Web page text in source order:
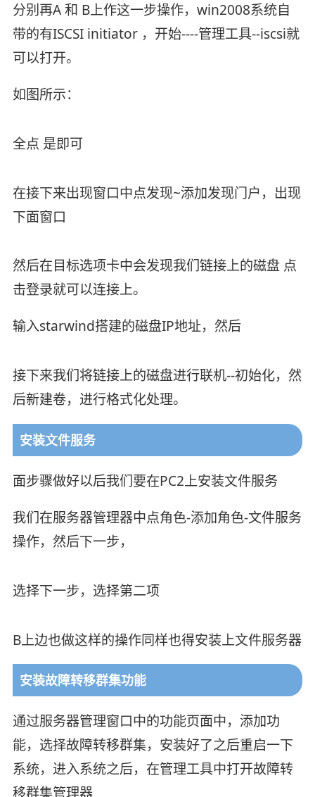
分别再A 和 B上作这一步操作，win2008系统自
带的有ISCSI initiator ，开始----管理工具--iscsi就
可以打开。
如图所示：
全点 是即可
在接下来出现窗口中点发现~添加发现门户，出现
下面窗口
然后在目标选项卡中会发现我们链接上的磁盘 点
击登录就可以连接上。
输入starwind搭建的磁盘IP地址，然后
接下来我们将链接上的磁盘进行联机--初始化，然
后新建卷，进行格式化处理。
安装文件服务
面步骤做好以后我们要在PC2上安装文件服务
我们在服务器管理器中点角色-添加角色-文件服务
操作，然后下一步，
选择下一步，选择第二项
B上边也做这样的操作同样也得安装上文件服务器
安装故障转移群集功能
通过服务器管理窗口中的功能页面中，添加功
能，选择故障转移群集，安装好了之后重启一下
系统，进入系统之后，在管理工具中打开故障转
移群集管理器